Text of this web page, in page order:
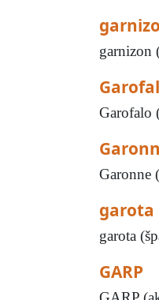
garnizon
Garofalo
Garonne
garota
garota
GARP